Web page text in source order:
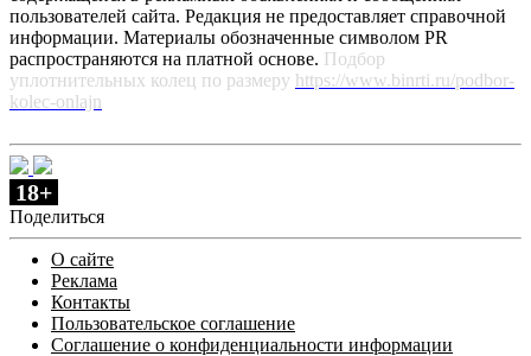
пользователей сайта. Редакция не предоставляет справочной
информации. Материалы обозначенные символом PR
распространяются на платной основе. Подбор
уплотнительных колец по размеру https://www.binrti.ru/podbor-
kolec-onlajn
18+
Поделиться
О сайте
Реклама
Контакты
Пользовательское соглашение
Соглашение о конфиденциальности информации